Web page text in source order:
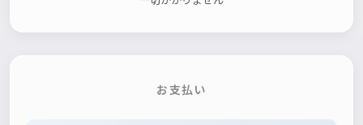
お支払い